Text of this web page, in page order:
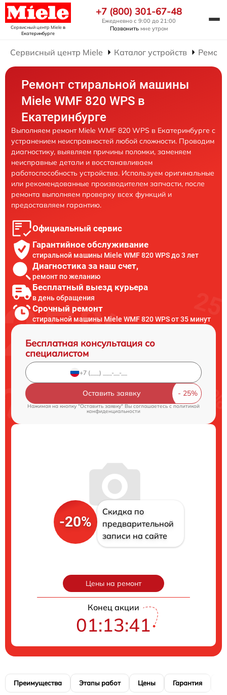
Сервисный центр Mieleв
Екатеринбурге
+7 (800) 301-67-48
Ежедневно с 9:00 до 21:00
Позвонить мне утром
Сервисный центр Miele Каталог устройств
Ремонт стиральной машины
Miele WMF 820 WPS в
Екатеринбурге
Выполняем ремонт Miele WMF 820 WPS в Екатеринбурге с
устранением неисправностей любой сложности. Проводим
диагностику, выявляем причины поломки, заменяем
неисправные детали и восстанавливаем
работоспособность устройства. Используем оригинальные
или рекомендованные производителем запчасти, после
ремонта выполняем проверку всех функций и
предоставляем гарантию.
Официальный сервис
Гарантийное обслуживание
стиральной машины Miele WMF 820 WPS до 3 лет
Диагностика за наш счет,
ремонт по желанию
Бесплатный выезд курьера
в день обращения
Срочный ремонт
стиральной машины Miele WMF 820 WPS от 35 минут
Бесплатная консультация со
специалистом
Оставить заявку
Нажимая на кнопку "Оставить заявку" Вы соглашаетесь cполитикой
конфиденциальности
-20%
Скидка по
предварительной
записи на сайте
Цены на ремонт
Конец акции
01:13:40
Преимущества Этапы работ Цены Гарантия